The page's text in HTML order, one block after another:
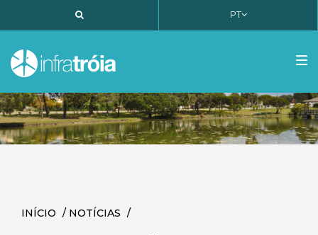
PT
INÍCIO / NOTÍCIAS /